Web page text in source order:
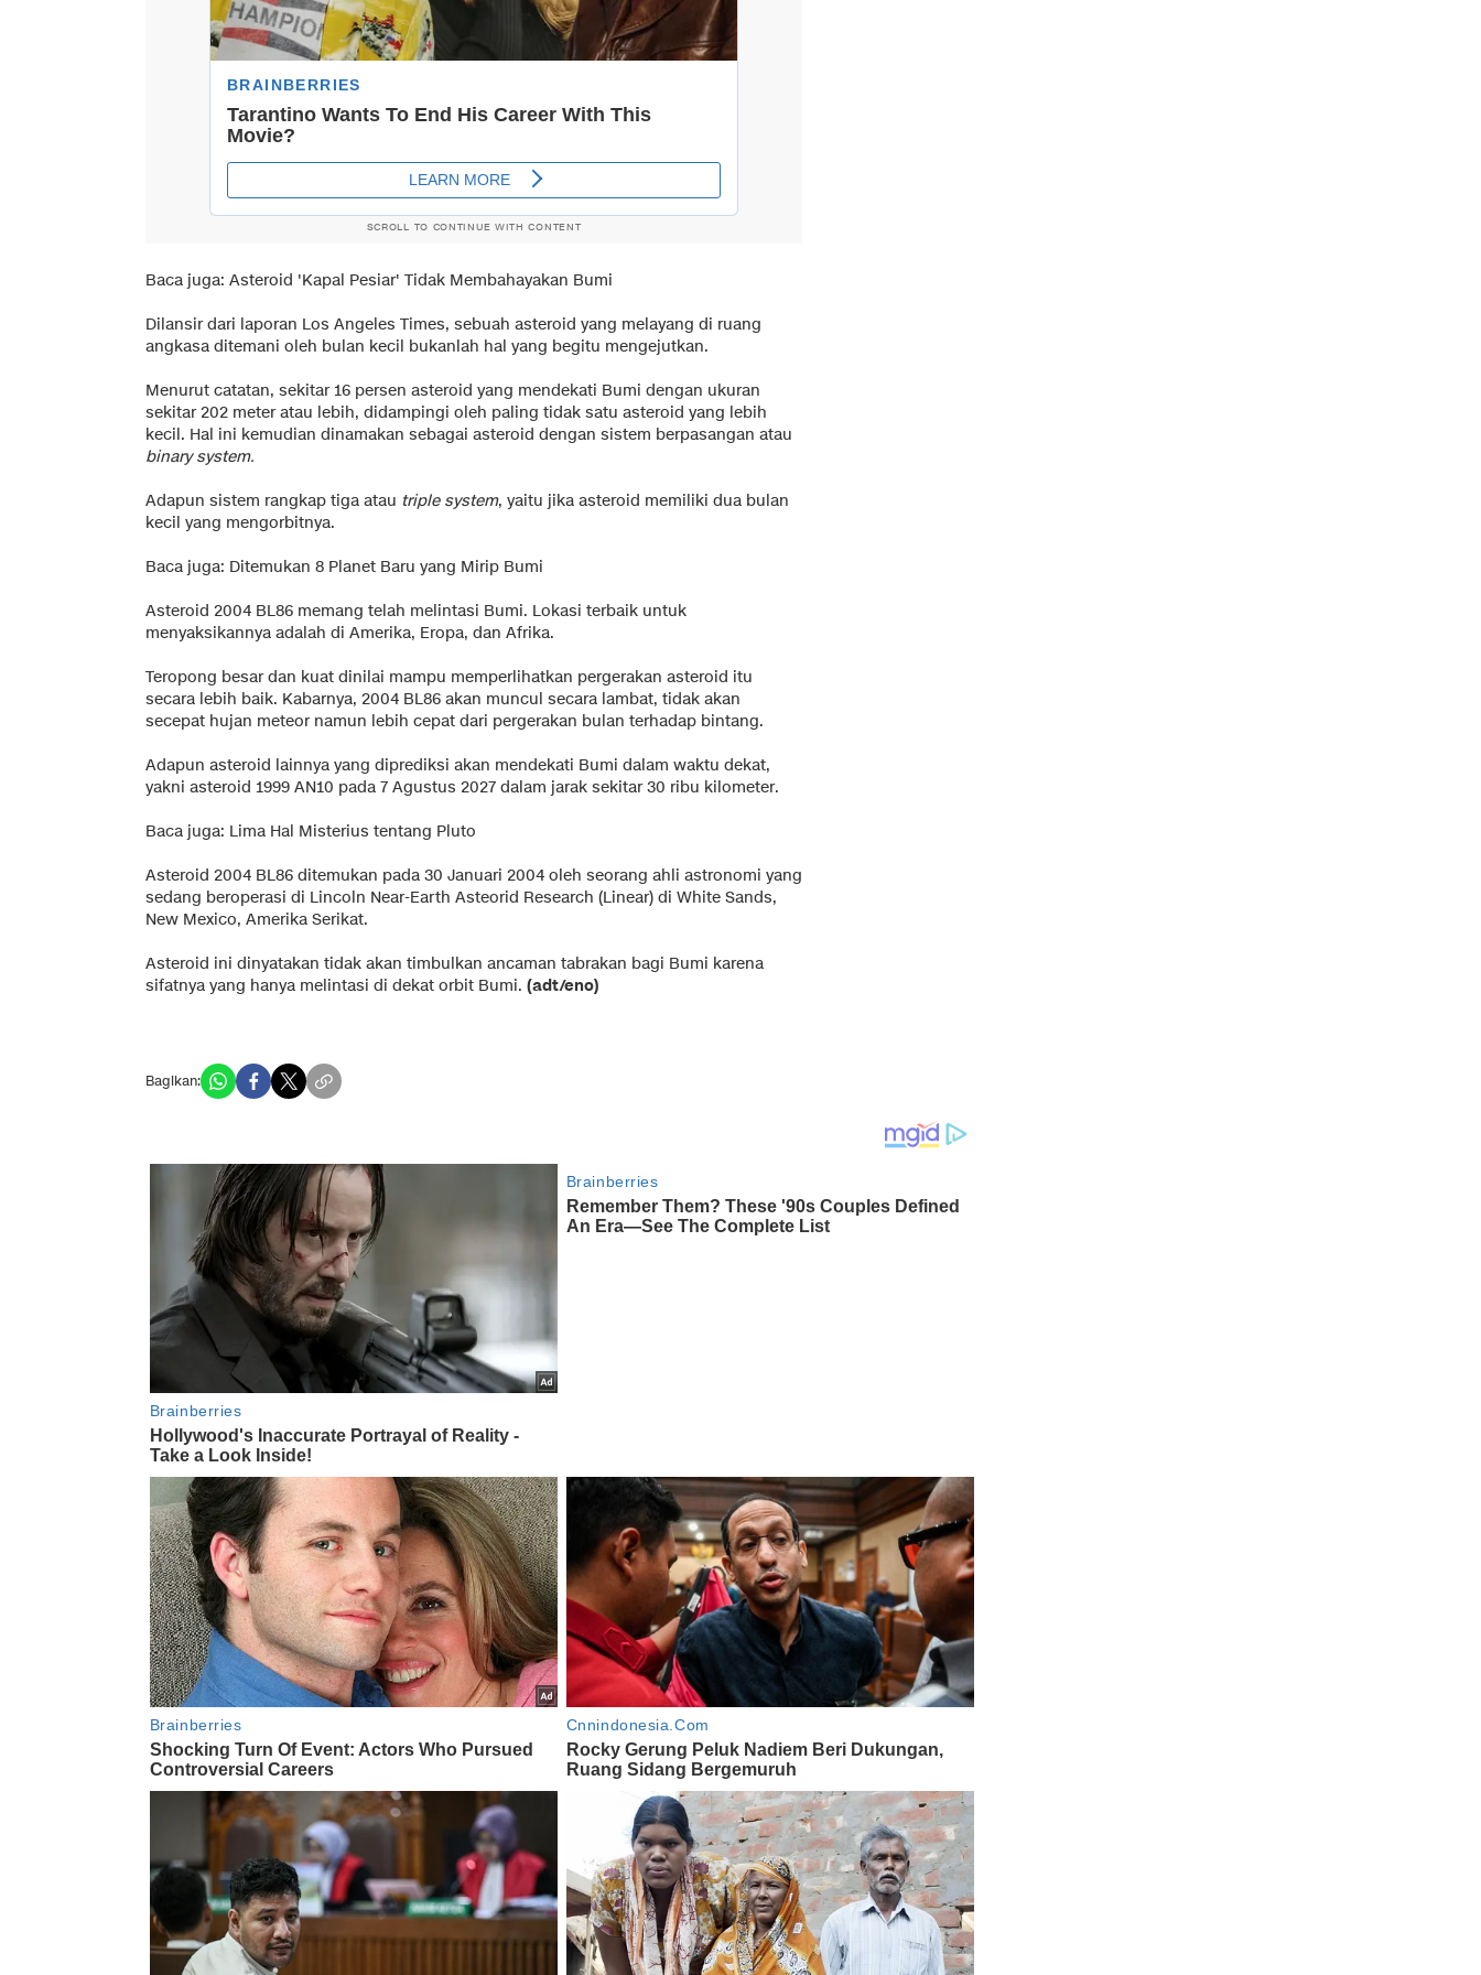
SCROLL TO CONTINUE WITH CONTENT
Baca juga: Asteroid 'Kapal Pesiar' Tidak Membahayakan Bumi
Dilansir dari laporan Los Angeles Times, sebuah asteroid yang melayang di ruang
angkasa ditemani oleh bulan kecil bukanlah hal yang begitu mengejutkan.
Menurut catatan, sekitar 16 persen asteroid yang mendekati Bumi dengan ukuran
sekitar 202 meter atau lebih, didampingi oleh paling tidak satu asteroid yang lebih
kecil. Hal ini kemudian dinamakan sebagai asteroid dengan sistem berpasangan atau
binary system.
Adapun sistem rangkap tiga atau triple system, yaitu jika asteroid memiliki dua bulan
kecil yang mengorbitnya.
Baca juga: Ditemukan 8 Planet Baru yang Mirip Bumi
Asteroid 2004 BL86 memang telah melintasi Bumi. Lokasi terbaik untuk
menyaksikannya adalah di Amerika, Eropa, dan Afrika.
Teropong besar dan kuat dinilai mampu memperlihatkan pergerakan asteroid itu
secara lebih baik. Kabarnya, 2004 BL86 akan muncul secara lambat, tidak akan
secepat hujan meteor namun lebih cepat dari pergerakan bulan terhadap bintang.
Adapun asteroid lainnya yang diprediksi akan mendekati Bumi dalam waktu dekat,
yakni asteroid 1999 AN10 pada 7 Agustus 2027 dalam jarak sekitar 30 ribu kilometer.
Baca juga: Lima Hal Misterius tentang Pluto
Asteroid 2004 BL86 ditemukan pada 30 Januari 2004 oleh seorang ahli astronomi yang
sedang beroperasi di Lincoln Near-Earth Asteorid Research (Linear) di White Sands,
New Mexico, Amerika Serikat.
Asteroid ini dinyatakan tidak akan timbulkan ancaman tabrakan bagi Bumi karena
sifatnya yang hanya melintasi di dekat orbit Bumi. (adt/eno)
Bagikan: